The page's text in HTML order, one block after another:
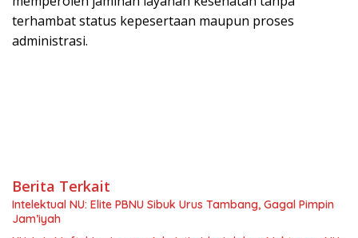
terhambat status kepesertaan maupun proses
administrasi.
Berita Terkait
Intelektual NU: Elite PBNU Sibuk Urus Tambang, Gagal Pimpin
Jam’iyah